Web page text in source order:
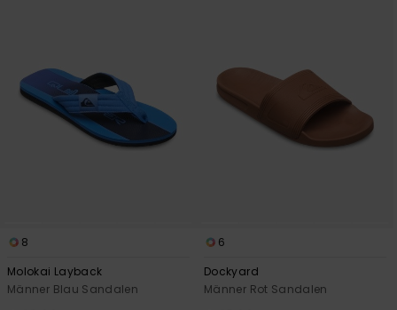
8
Molokai Layback
Männer Blau Sandalen
6
Dockyard
Männer Rot Sandalen